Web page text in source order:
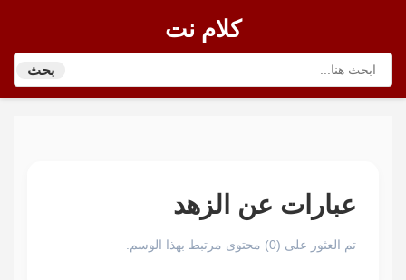
كلام نت
بحث
عبارات عن الزهد
تم العثور على (0) محتوى مرتبط بهذا الوسم.